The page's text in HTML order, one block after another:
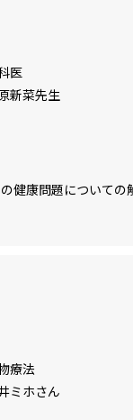
医
新菜先生
健康問題について
療法
ミホさん